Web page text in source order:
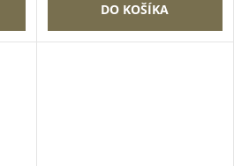
DO KOŠÍKA